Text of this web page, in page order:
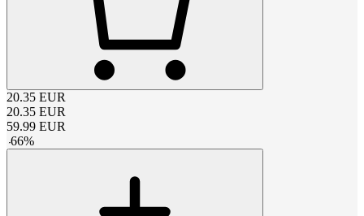
20.35 EUR
20.35 EUR
59.99 EUR
-66%